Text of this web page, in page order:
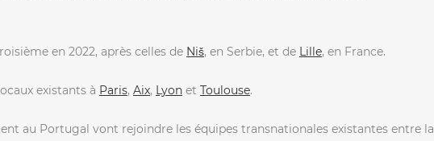
en 2022, après celles de Niš, en Serbie, et de Lille, en France.
existants à Paris, Aix, Lyon et Toulouse.
au Portugal vont rejoindre les équipes transnationales existantes entre la